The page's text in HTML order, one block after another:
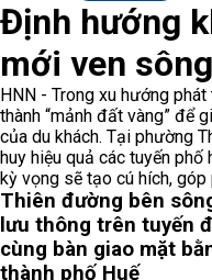
Định hướng
mới ven
HNN - Trong xu hướng
thành “mảnh đất vàng” để
của du khách. Tại phường
huy hiệu quả các tuyến
kỳ vọng sẽ tạo cú hích,
Thiên đường bên
lưu thông trên tuyến
cùng bàn giao mặt
thành phố Huế